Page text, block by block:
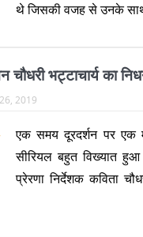
थे जिसकी वजह से उनके साथ
चौधरी भट्टाचार्य का
2019
एक समय दूरदर्शन पर एक
सीरियल बहुत विख्यात
प्रेरणा निर्देशक कविता